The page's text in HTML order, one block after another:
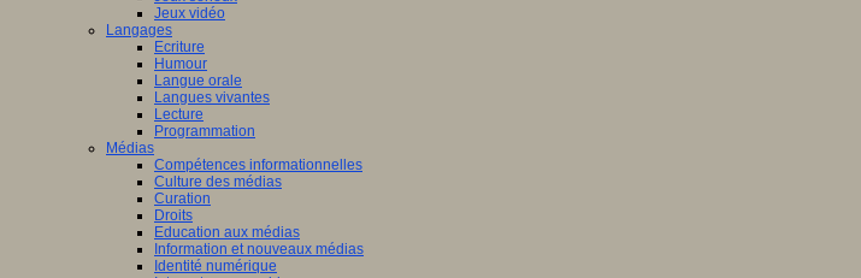
Jeux vidéo
Langages
Ecriture
Humour
Langue orale
Langues vivantes
Lecture
Programmation
Médias
Compétences informationnelles
Culture des médias
Curation
Droits
Education aux médias
Information et nouveaux médias
Identité numérique